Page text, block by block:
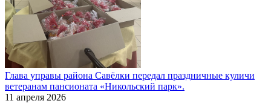
Глава управы района Савёлки передал праздничные куличи
ветеранам пансионата «Никольский парк».
11 апреля 2026